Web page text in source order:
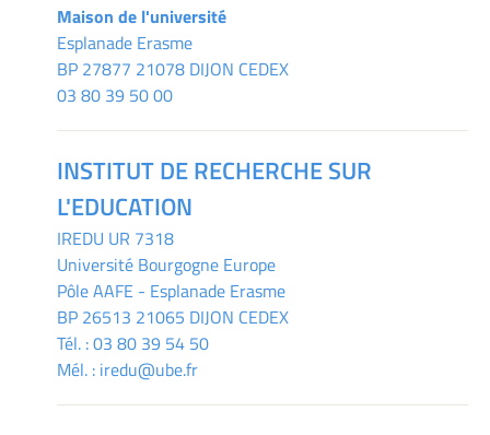
Maison de l'université
Esplanade Erasme
BP 27877 21078 DIJON CEDEX
03 80 39 50 00
INSTITUT DE RECHERCHE SUR
L'EDUCATION
IREDU UR 7318
Université Bourgogne Europe
Pôle AAFE - Esplanade Erasme
BP 26513 21065 DIJON CEDEX
Tél. :03 80 39 54 50
Mél. : iredu@ube.fr